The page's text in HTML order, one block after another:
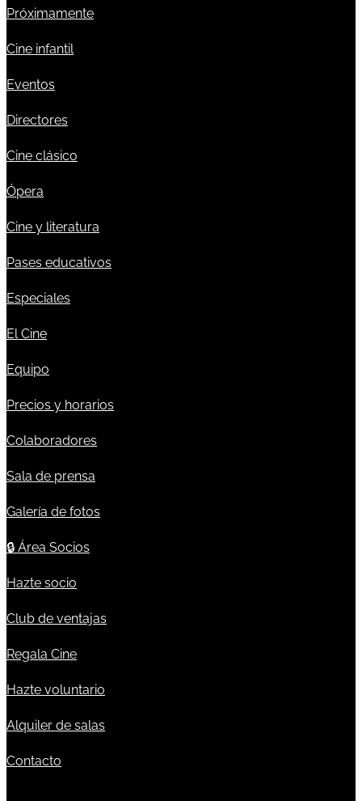
Próximamente
Cine infantil
Eventos
Directores
Cine clásico
Ópera
Cine y literatura
Pases educativos
Especiales
El Cine
Equipo
Precios y horarios
Colaboradores
Sala de prensa
Galería de fotos
🔒 Área Socios
Hazte socio
Club de ventajas
Regala Cine
Hazte voluntario
Alquiler de salas
Contacto